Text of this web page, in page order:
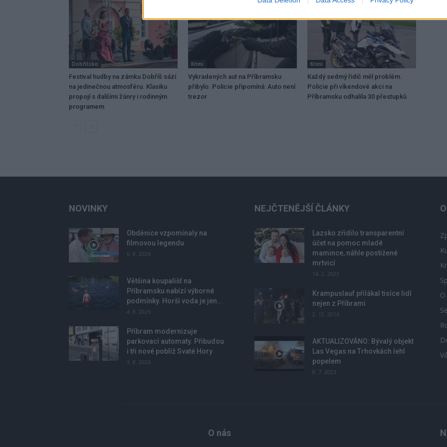
Dobříšsko
Festival hudby na zámku Dobříš sází
na jedinečnou atmosféru. Klasiku
propojí s dalšími žánry i rodinným
programem
Krimi
Vykradených aut na Příbramsku
přibylo. Policie připomíná: Auto není
trezor
Krimi
Každý sedmý řidič měl problém.
Policie při víkendové akci na
Příbramsku odhalila 30 přestupků
NOVINKY
Obděnice vzpomínaly na
filmovou legendu
6. 8. 2026
Většina koupališť na
Příbramsku nabízí výborné
podmínky. Horší voda je jen...
4. 8. 2026
Příbram modernizuje
parkovací automaty. Přibudou
i tři nové poblíž Svaté Hory
3. 8. 2026
NEJČTENĚJŠÍ ČLÁNKY
Lazsko zřídilo transparentní
účet na pomoc mladé
mamince, náhle postižené
mrtvicí
14. 2. 2023
Krampuslauf přilákal tisíce lidí
nejen z Příbrami
2. 12. 2016
AKTUALIZOVÁNO: Bývalý objekt
Las Vegas na Trhovkách lehl
popelem
8. 7. 2023
O nás